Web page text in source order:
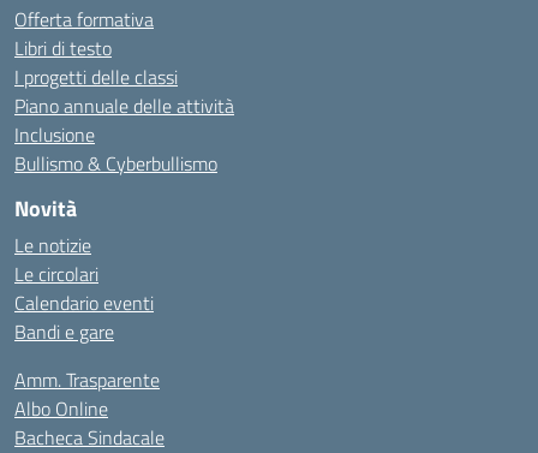
Offerta formativa
Libri di testo
I progetti delle classi
Piano annuale delle attività
Inclusione
Bullismo & Cyberbullismo
Novità
Le notizie
Le circolari
Calendario eventi
Bandi e gare
Amm. Trasparente
Albo Online
Bacheca Sindacale